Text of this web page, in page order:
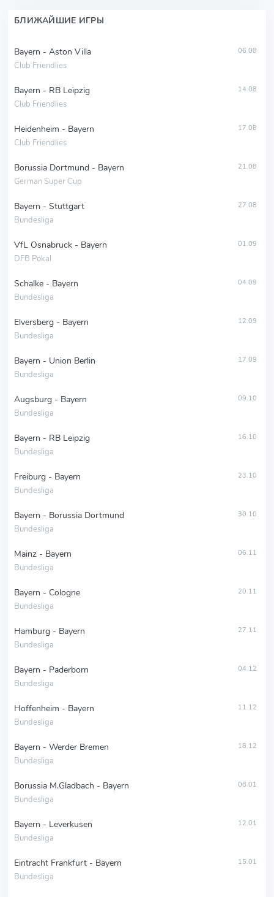
БЛИЖАЙШИЕ ИГРЫ
Bayern - Aston Villa
Club Friendlies
06.08
Bayern - RB Leipzig
Club Friendlies
14.08
Heidenheim - Bayern
Club Friendlies
17.08
Borussia Dortmund - Bayern
German Super Cup
21.08
Bayern - Stuttgart
Bundesliga
27.08
VfL Osnabruck - Bayern
DFB Pokal
01.09
Schalke - Bayern
Bundesliga
04.09
Elversberg - Bayern
Bundesliga
12.09
Bayern - Union Berlin
Bundesliga
17.09
Augsburg - Bayern
Bundesliga
09.10
Bayern - RB Leipzig
Bundesliga
16.10
Freiburg - Bayern
Bundesliga
23.10
Bayern - Borussia Dortmund
Bundesliga
30.10
Mainz - Bayern
Bundesliga
06.11
Bayern - Cologne
Bundesliga
20.11
Hamburg - Bayern
Bundesliga
27.11
Bayern - Paderborn
Bundesliga
04.12
Hoffenheim - Bayern
Bundesliga
11.12
Bayern - Werder Bremen
Bundesliga
18.12
Borussia M.Gladbach - Bayern
Bundesliga
08.01
Bayern - Leverkusen
Bundesliga
12.01
Eintracht Frankfurt - Bayern
Bundesliga
15.01